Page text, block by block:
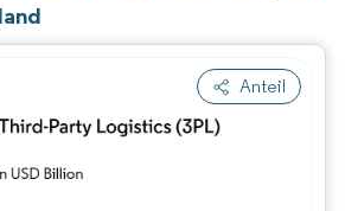
Anteil